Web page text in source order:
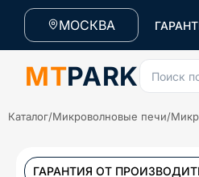
МОСКВА
MTPARK Поиск
Каталог/Микроволновые печи/
ГАРАНТИЯ ОТ